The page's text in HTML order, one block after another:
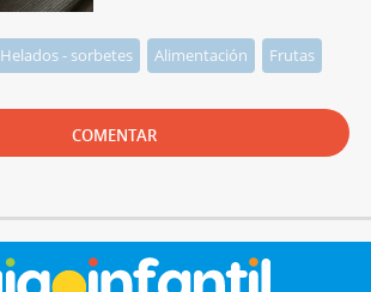
Helados - sorbetes Alimentación Frutas
COMENTAR